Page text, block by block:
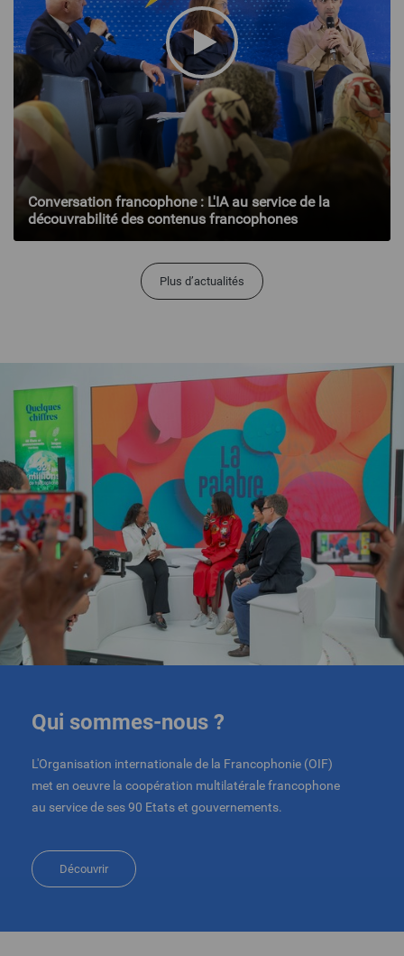
Conversation francophone : L'IA au service de la
découvrabilité des contenus francophones
Plus d’actualités
Qui sommes-nous ?
L'Organisation internationale de la Francophonie (OIF)
met en oeuvre la coopération multilatérale francophone
au service de ses 90 Etats et gouvernements.
Découvrir